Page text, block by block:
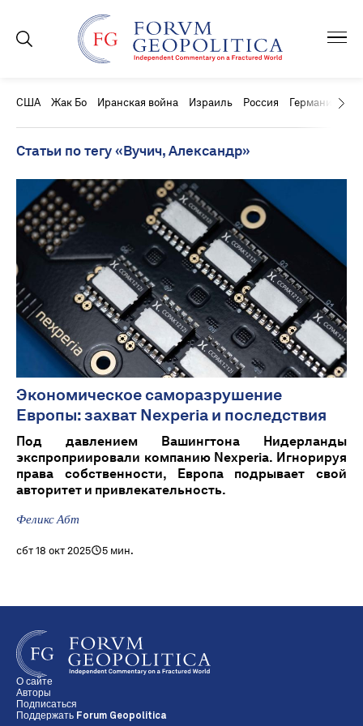
США Жак Бо Иранская война Израиль Россия Германия
Статьи по тегу «Вучич, Александр»
Экономическое саморазрушение
Европы: захват Nexperia и последствия
Под давлением Вашингтона Нидерланды
экспроприировали компанию Nexperia. Игнорируя
права собственности, Европа подрывает свой
авторитет и привлекательность.
Феликс Абт
сбт 18 окт 2025 5 мин.
О сайте
Авторы
Подписаться
Поддержать Forum Geopolitica